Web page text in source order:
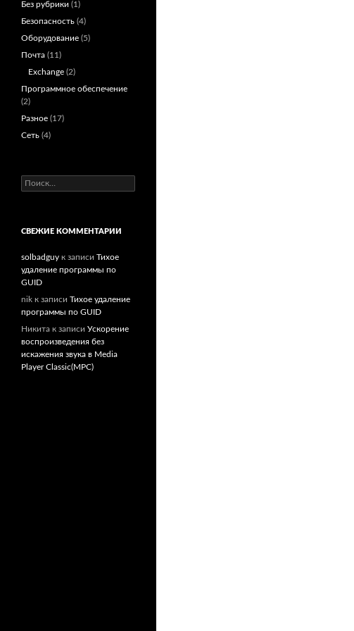
Без рубрики (1)
Безопасность (4)
Оборудование (5)
Почта (11)
Exchange (2)
Программное обеспечение
(2)
Разное (17)
Сеть (4)
Найти:
СВЕЖИЕ КОММЕНТАРИИ
solbadguy к записи Тихое
удаление программы по
GUID
nik к записи Тихое удаление
программы по GUID
Никита к записи Ускорение
воспроизведения без
искажения звука в Media
Player Classic(MPC)